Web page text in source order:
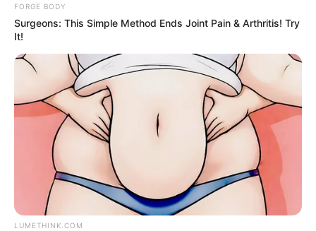
ฤกษ์มงคล ดูเพิ่มเติม
ฤกษ์มงคล
เสาร์ห้า คือ อะไร วันแรงจริงหรือหลอก ?
FORGE BODY
Surgeons: This Simple Method Ends Joint Pain & Arthritis! Try
It!
LUMETHINK.COM